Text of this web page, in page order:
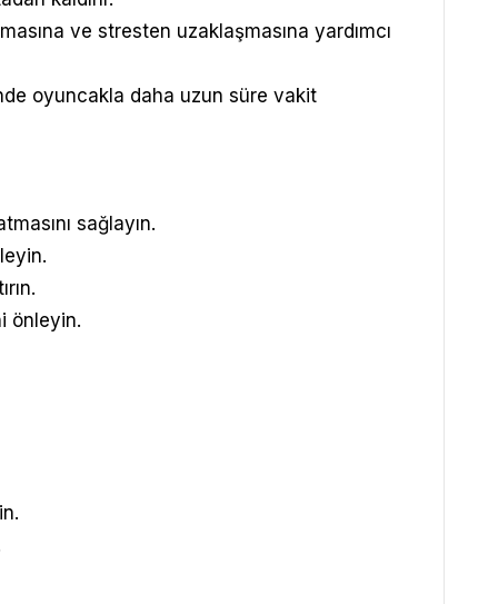
ve stresten uzaklaşmasına yardımcı
oyuncakla daha uzun süre vakit
sağlayın.
önleyin.